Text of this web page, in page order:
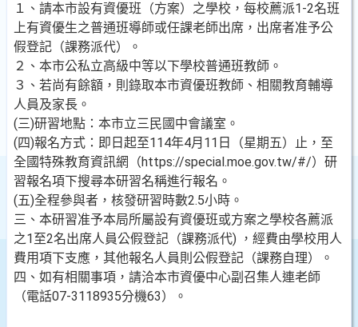
１、請本市設有資優班（方案）之學校，每校薦派1-2名班
上有資優生之普通班導師或任課老師出席，出席者准予公
假登記（課務派代）。
２、本市公私立高級中等以下學校普通班教師。
３、若尚有餘額，則錄取本市資優班教師、相關教育輔導
人員及家長。
(三)研習地點：本市立三民國中會議室。
(四)報名方式：即日起至114年4月11日（星期五）止，至
全國特殊教育資訊網（https://special.moe.gov.tw/#/）研
習報名項下搜尋本研習名稱進行報名。
(五)全程參與者，核發研習時數2.5小時。
三、本研習准予本局所屬設有資優班或方案之學校各薦派
之1至2名出席人員公假登記（課務派代) ，經費由學校用人
費用項下支應，其他報名人員則公假登記（課務自理）。
四、如有相關事項，請洽本市資優中心副召集人連老師
（電話07-3118935分機63）。